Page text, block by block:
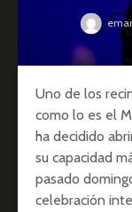
Uno de los
como lo es el
ha decidido
su capacidad
pasado
celebración